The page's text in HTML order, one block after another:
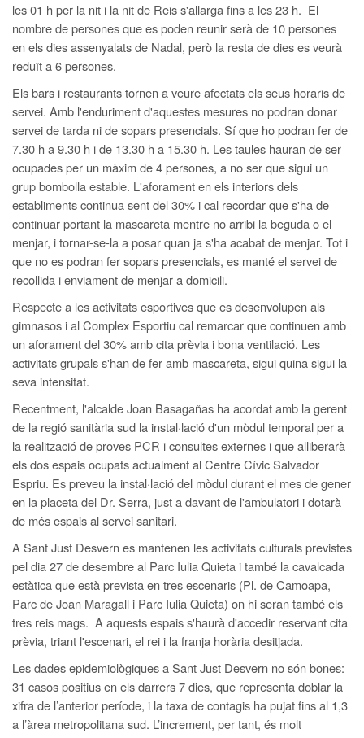
les 01 h per la nit i la nit de Reis s'allarga fins a les 23 h. El
nombre de persones que es poden reunir serà de 10 persones
en els dies assenyalats de Nadal, però la resta de dies es veurà
reduït a 6 persones.
Els bars i restaurants tornen a veure afectats els seus horaris de
servei. Amb l'enduriment d'aquestes mesures no podran donar
servei de tarda ni de sopars presencials. Sí que ho podran fer de
7.30 h a 9.30 h i de 13.30 h a 15.30 h. Les taules hauran de ser
ocupades per un màxim de 4 persones, a no ser que sigui un
grup bombolla estable. L'aforament en els interiors dels
establiments continua sent del 30% i cal recordar que s'ha de
continuar portant la mascareta mentre no arribi la beguda o el
menjar, i tornar-se-la a posar quan ja s'ha acabat de menjar. Tot i
que no es podran fer sopars presencials, es manté el servei de
recollida i enviament de menjar a domicili.
Respecte a les activitats esportives que es desenvolupen als
gimnasos i al Complex Esportiu cal remarcar que continuen amb
un aforament del 30% amb cita prèvia i bona ventilació. Les
activitats grupals s'han de fer amb mascareta, sigui quina sigui la
seva intensitat.
Recentment, l'alcalde Joan Basagañas ha acordat amb la gerent
de la regió sanitària sud la instal·lació d'un mòdul temporal per a
la realització de proves PCR i consultes externes i que alliberarà
els dos espais ocupats actualment al Centre Cívic Salvador
Espriu. Es preveu la instal·lació del mòdul durant el mes de gener
en la placeta del Dr. Serra, just a davant de l'ambulatori i dotarà
de més espais al servei sanitari.
A Sant Just Desvern es mantenen les activitats culturals previstes
pel dia 27 de desembre al Parc Iulia Quieta i també la cavalcada
estàtica que està prevista en tres escenaris (Pl. de Camoapa,
Parc de Joan Maragall i Parc Iulia Quieta) on hi seran també els
tres reis mags. A aquests espais s'haurà d'accedir reservant cita
prèvia, triant l'escenari, el rei i la franja horària desitjada.
Les dades epidemiològiques a Sant Just Desvern no són bones:
31 casos positius en els darrers 7 dies, que representa doblar la
xifra de l’anterior període, i la taxa de contagis ha pujat fins al 1,3
a l’àrea metropolitana sud. L’increment, per tant, és molt